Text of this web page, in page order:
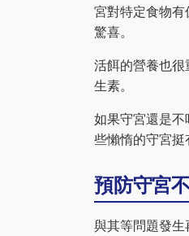
宮對特定食物
驚喜。
活餌的營養也
生素。
如果守宮還是
些懶惰的守宮挺
預防守宮
與其等問題發